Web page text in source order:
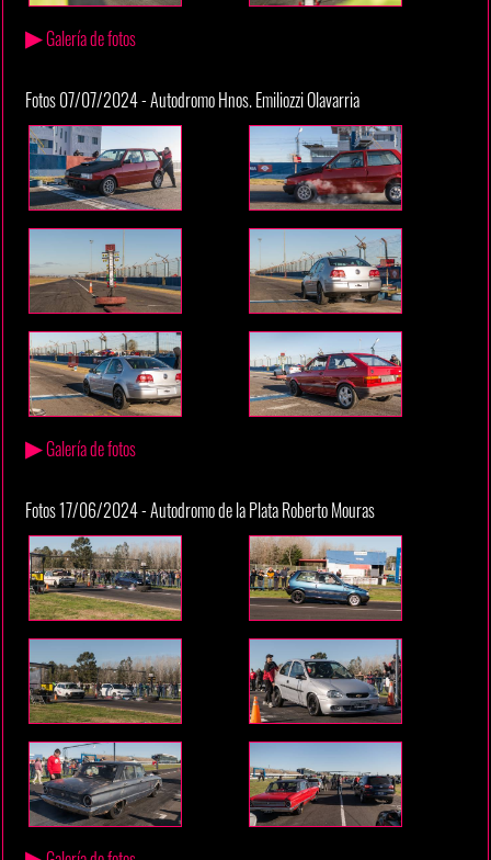
▶Galería de fotos
Fotos 07/07/2024 - Autodromo Hnos. Emiliozzi Olavarria
▶Galería de fotos
Fotos 17/06/2024 - Autodromo de la Plata Roberto Mouras